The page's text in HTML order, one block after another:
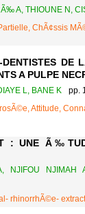
A, THIOUNE N,
ChÃ¢ssis
DENTISTES
A PULPE
L, BANE K
pp.
Attitude,
: UNE
NJIFOU NJIMAH
rhinorrhÃ©e-